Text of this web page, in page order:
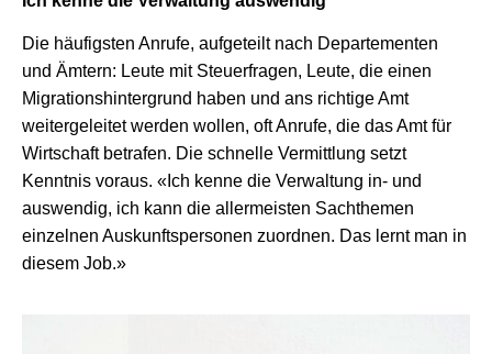
Die häufigsten Anrufe, aufgeteilt nach Departementen
und Ämtern: Leute mit Steuerfragen, Leute, die einen
Migrationshintergrund haben und ans richtige Amt
weitergeleitet werden wollen, oft Anrufe, die das Amt für
Wirtschaft betrafen. Die schnelle Vermittlung setzt
Kenntnis voraus. «Ich kenne die Verwaltung in- und
auswendig, ich kann die allermeisten Sachthemen
einzelnen Auskunftspersonen zuordnen. Das lernt man in
diesem Job.»